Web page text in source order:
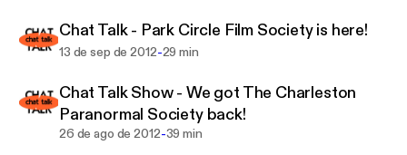
Chat Talk - Park Circle Film Society is here!
13 de sep de 2012-29 min
Chat Talk Show - We got The Charleston
Paranormal Society back!
26 de ago de 2012-39 min